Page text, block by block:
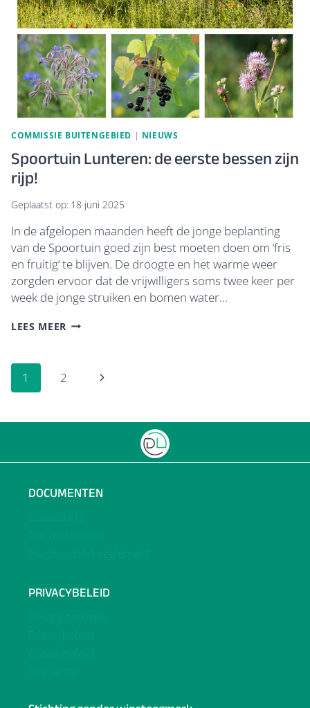
COMMISSIE BUITENGEBIED | NIEUWS
Spoortuin Lunteren: de eerste bessen zijn
rijp!
Geplaatst op: 18 juni 2025
In de afgelopen maanden heeft de jonge beplanting
van de Spoortuin goed zijn best moeten doen om ‘fris
en fruitig’ te blijven. De droogte en het warme weer
zorgden ervoor dat de vrijwilligers soms twee keer per
week de jonge struiken en bomen water…
LEES MEER SPOORTUIN
BESSEN
Paginanavigatie
1 2
Volgende
DOCUMENTEN
PRIVACYBELEID